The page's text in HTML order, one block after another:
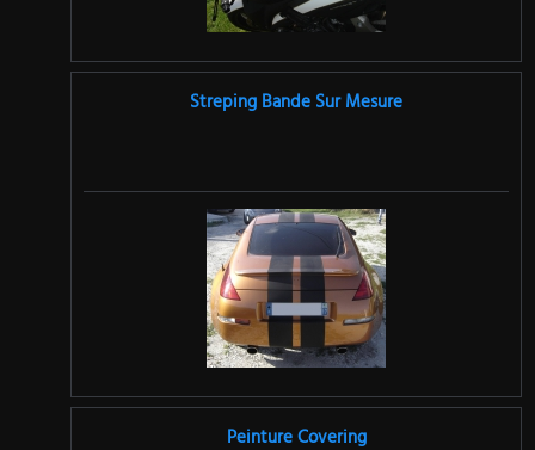
Streping Bande Sur Mesure
Peinture Covering